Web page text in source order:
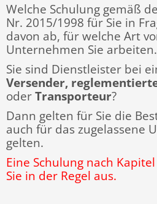
Welche Schulung gemäß
Nr. 2015/1998 für Sie in
davon ab, für welche Art
Unternehmen Sie arbeiten.
Sie sind Dienstleister bei
Versender,
oder Transporteur?
Dann gelten für Sie die
auch für das zugelassene
gelten.
Eine Schulung nach
Sie in der Regel aus.